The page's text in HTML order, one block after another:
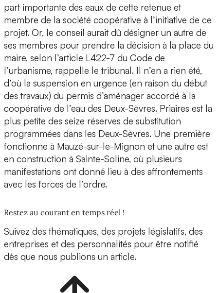
part importante des eaux de cette retenue et
membre de la société coopérative à l’initiative de ce
projet. Or, le conseil aurait dû désigner un autre de
ses membres pour prendre la décision à la place du
maire, selon l’article L422-7 du Code de
l’urbanisme, rappelle le tribunal. Il n’en a rien été,
d’où la suspension en urgence (en raison du début
des travaux) du permis d’aménager accordé à la
coopérative de l’eau des Deux-Sèvres. Priaires est la
plus petite des seize réserves de substitution
programmées dans les Deux-Sèvres. Une première
fonctionne à Mauzé-sur-le-Mignon et une autre est
en construction à Sainte-Soline, où plusieurs
manifestations ont donné lieu à des affrontements
avec les forces de l’ordre.
Restez au courant en temps réel !
Suivez des thématiques, des projets législatifs, des
entreprises et des personnalités pour être notifié
dès que nous publions un article.